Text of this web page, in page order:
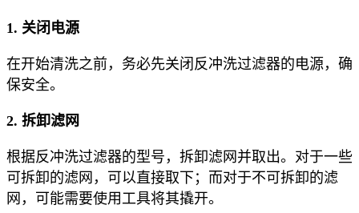
1. 关闭电源
在开始清洗之前，务必先关闭反冲洗过滤器的电源，确
保安全。
2. 拆卸滤网
根据反冲洗过滤器的型号，拆卸滤网并取出。对于一些
可拆卸的滤网，可以直接取下；而对于不可拆卸的滤
网，可能需要使用工具将其撬开。